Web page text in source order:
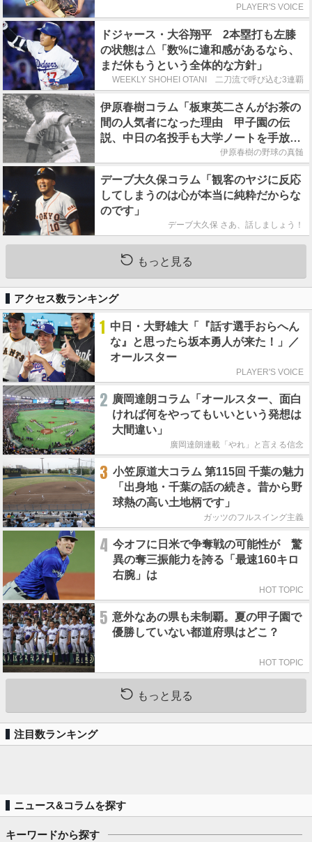
PLAYER'S VOICE
ドジャース・大谷翔平 2本塁打も左膝
の状態は△「数%に違和感があるなら、
まだ休もうという全体的な方針」
WEEKLY SHOHEI OTANI 二刀流で呼び込む3連覇
伊原春樹コラム「板東英二さんがお茶の
間の人気者になった理由 甲子園の伝
説、中日の名投手も大学ノートを手放さ
伊原春樹の野球の真髄
デーブ大久保コラム「観客のヤジに反応
してしまうのは心が本当に純粋だからな
のです」
デーブ大久保 さあ、話しましょう！
もっと見る
アクセス数ランキング
1 中日・大野雄大「『話す選手おらへん
な』と思ったら坂本勇人が来た！」／
オールスター
PLAYER'S VOICE
2 廣岡達朗コラム「オールスター、面白
ければ何をやってもいいという発想は
大間違い」
廣岡達朗連載「やれ」と言える信念
3 小笠原道大コラム 第115回 千葉の魅力
「出身地・千葉の話の続き。昔から野
球熱の高い土地柄です」
ガッツのフルスイング主義
4 今オフに日米で争奪戦の可能性が 驚
異の奪三振能力を誇る「最速160キロ
右腕」は
HOT TOPIC
5 意外なあの県も未制覇。夏の甲子園で
優勝していない都道府県はどこ？
HOT TOPIC
もっと見る
注目数ランキング
ニュース&コラムを探す
キーワードから探す